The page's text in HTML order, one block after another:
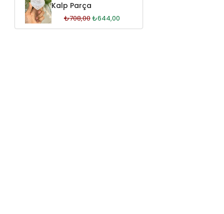
Kalp Parça
₺708,00₺644,00